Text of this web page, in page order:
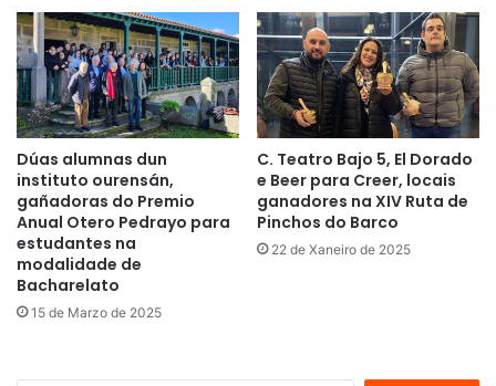
Dúas alumnas dun
instituto ourensán,
gañadoras do Premio
Anual Otero Pedrayo para
estudantes na
modalidade de
Bacharelato
15 de Marzo de 2025
C. Teatro Bajo 5, El Dorado
e Beer para Creer, locais
ganadores na XIV Ruta de
Pinchos do Barco
22 de Xaneiro de 2025